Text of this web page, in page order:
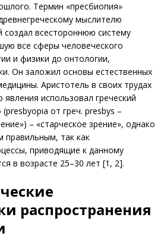
Термин «пресбиопия»
мыслителю
всестороннюю систему
все сферы человеческого
и физики до онтологии,
Он заложил основы естественных
Аристотель в своих трудах
явления использовал греческий
от греч. presbys –
– «старческое зрение», однако
правильным, так как
приводящие к данному
в возрасте 25–30 лет [1, 2].
распространения